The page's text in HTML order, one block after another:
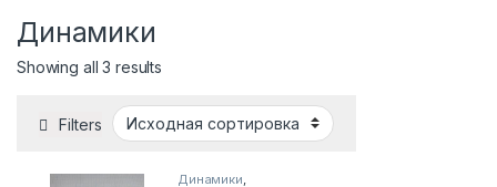
Динамики
Showing all 3 results
Filters
Динамики